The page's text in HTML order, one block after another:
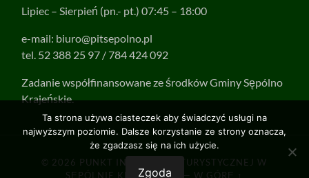
Lipiec – Sierpień (pn.- pt.) 07:45 – 18:00
e-mail: biuro@pitsepolno.pl
tel. 52 388 25 97 / 784 424 092
Zadanie współfinansowane ze środków Gminy Sępólno
Krajeńskie.
© 2026 PUNKT INFORMACJI TURYSTYCZNEJ W
SĘPÓLNIE KRAJEŃSKIM
— W GÓRĘ ↑
Ta strona używa ciasteczek aby świadczyć usługi na
najwyższym poziomie. Dalsze korzystanie ze strony oznacza,
że zgadzasz się na ich użycie.
Zgoda